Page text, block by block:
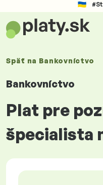
Späť na Bankovníctvo
Bankovníctvo
Plat pre
špecialista